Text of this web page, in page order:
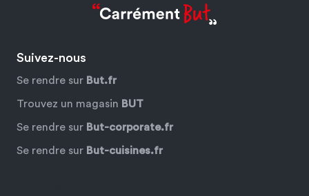
Suivez-nous
Se rendre sur But.fr
Trouvez un magasin BUT
Se rendre sur But-corporate.fr
Se rendre sur But-cuisines.fr